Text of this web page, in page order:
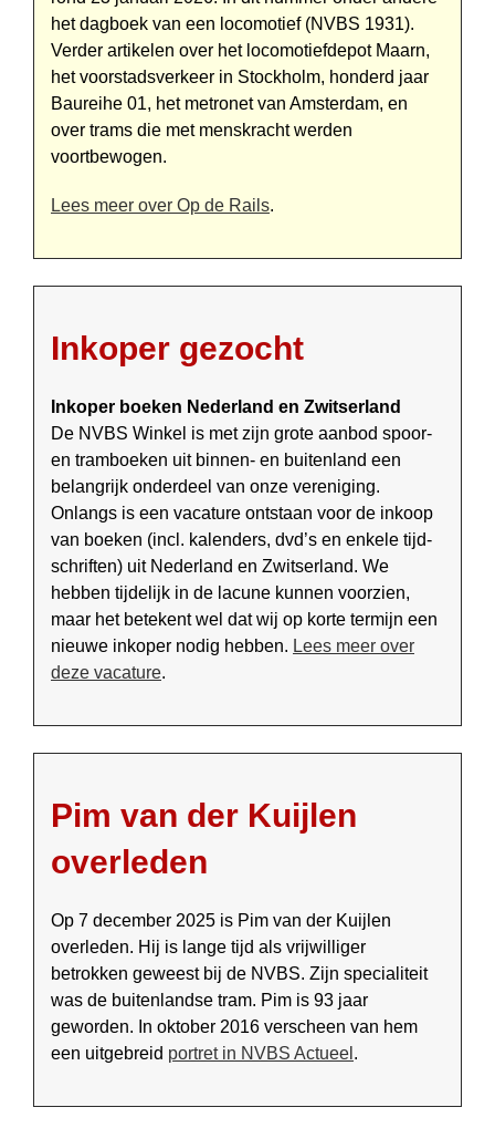
het dagboek van een locomotief (NVBS 1931).
Verder artikelen over het locomotiefdepot Maarn,
het voorstadsverkeer in Stockholm, honderd jaar
Baureihe 01, het metronet van Amsterdam, en
over trams die met menskracht werden
voortbewogen.
Lees meer over Op de Rails.
Inkoper gezocht
Inkoper boeken Nederland en Zwitserland
De NVBS Winkel is met zijn grote aanbod spoor-
en tramboeken uit binnen- en buitenland een
belangrijk onderdeel van onze vereniging.
Onlangs is een vacature ontstaan voor de inkoop
van boeken (incl. kalenders, dvd’s en enkele tijd­
schriften) uit Nederland en Zwit­ser­land. We
hebben tijdelijk in de lacune kunnen voorzien,
maar het betekent wel dat wij op korte termijn een
nieuwe inkoper nodig hebben. Lees meer over
deze vacature.
Pim van der Kuijlen
overleden
Op 7 december 2025 is Pim van der Kuijlen
overleden. Hij is lange tijd als vrijwilliger
betrokken geweest bij de NVBS. Zijn specialiteit
was de buitenlandse tram. Pim is 93 jaar
geworden. In oktober 2016 verscheen van hem
een uitgebreid portret in NVBS Actueel .